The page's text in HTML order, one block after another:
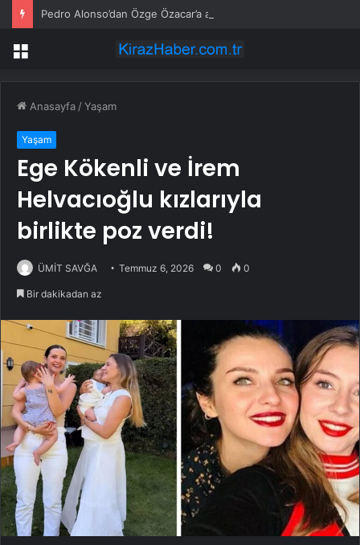
Pedro Alonso’dan Özge Özacar’a anlamlı hediye
Menü
Anasayfa /Yaşam
Yaşam
Ege Kökenli ve İrem
Helvacıoğlu kızlarıyla
birlikte poz verdi!
ÜMİT SAVĞA Temmuz 6, 2026 0 0
Bir dakikadan az